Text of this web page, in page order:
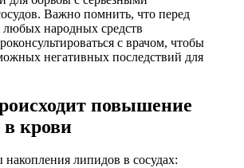
Важно помнить, что перед
народных средств
с врачом, чтобы
негативных последствий для
повышение
в крови
липидов в сосудах: